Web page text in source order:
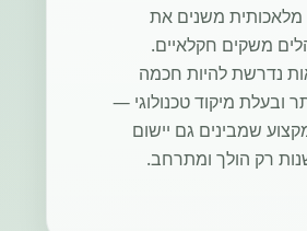
מלאכותית משנים את
משקים חקלאיים.
נדרשת להיות חכמה
ובעלת מיקוד טכנולוגי —
שמבינים גם יישום
רק הולך ומתרחב.